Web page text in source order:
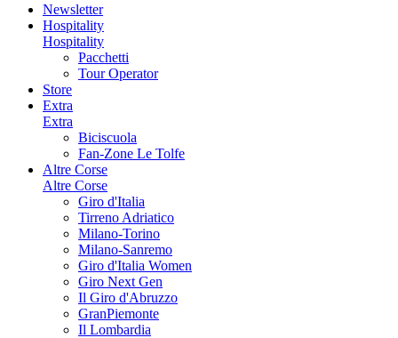
Newsletter
Hospitality
Hospitality
Pacchetti
Tour Operator
Store
Extra
Extra
Biciscuola
Fan-Zone Le Tolfe
Altre Corse
Altre Corse
Giro d'Italia
Tirreno Adriatico
Milano-Torino
Milano-Sanremo
Giro d'Italia Women
Giro Next Gen
Il Giro d'Abruzzo
GranPiemonte
Il Lombardia